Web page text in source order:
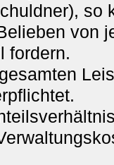
so
von
fordern.